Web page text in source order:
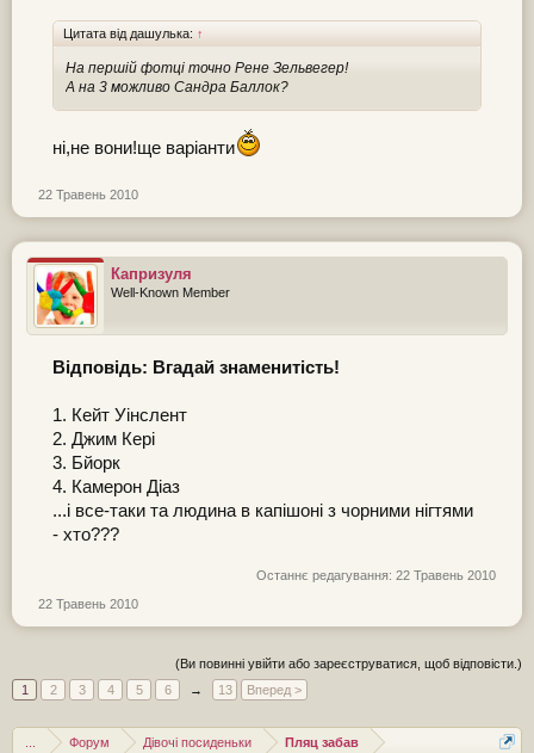
Цитата від дашулька: ↑
На першій фотці точно Рене Зельвегер!
А на 3 можливо Сандра Баллок?
ні,не вони!ще варіанти
22 Травень 2010
Капризуля
Well-Known Member
Відповідь: Вгадай знаменитість!
1. Кейт Уінслент
2. Джим Кері
3. Бйорк
4. Камерон Діаз
...і все-таки та людина в капішоні з чорними нігтями
- хто???
Останнє редагування: 22 Травень 2010
22 Травень 2010
(Ви повинні увійти або зареєструватися, щоб відповісти.)
1
2 3 4 5 6 → 13 Вперед >
... Форум Дівочі посиденьки Пляц забав